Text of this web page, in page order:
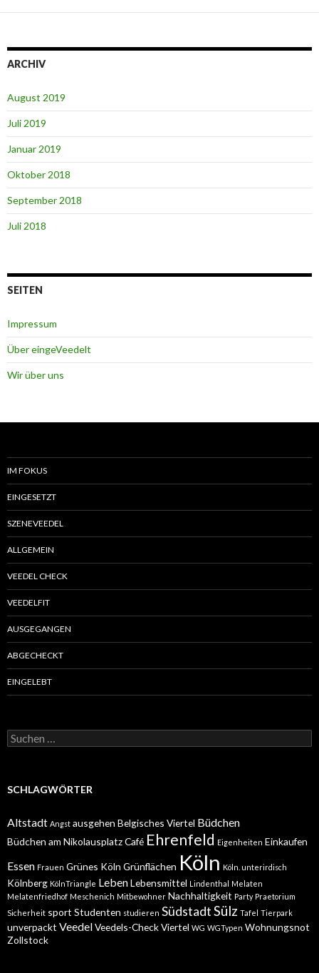
ARCHIV
August 2019
Juli 2019
Januar 2019
Oktober 2018
September 2018
Juli 2018
SEITEN
Impressum
Über eingeVeedelt
Wir über uns
IM FOKUS
EINGESETZT
SZENEVEEDEL
ALLGEMEIN
VEEDEL CHECK
VEEDELFIT
AUSGEGANGEN
ABGECHECKT
EINGELEBT
Suchen
nach:
SCHLAGWÖRTER
Altstadt Angst ausgehen Belgisches Viertel Büdchen
Büdchen am NikolausplatzCafé Ehrenfeld Eigenheiten Einkaufen
Essen Frauen Grünes Köln Grünflächen Köln Köln. unterirdisch
Kölnberg KölnTriangle LebenLebensmittel Lindenthal Melaten
Melatenfriedhof Meschenich Mitbewohner Nachhaltigkeit Party Praetorium
Sicherheit sport Studenten studieren SüdstadtSülz Tafel Tierpark
unverpackt VeedelVeedels-CheckViertel WG WGTypen Wohnungsnot
Zollstock